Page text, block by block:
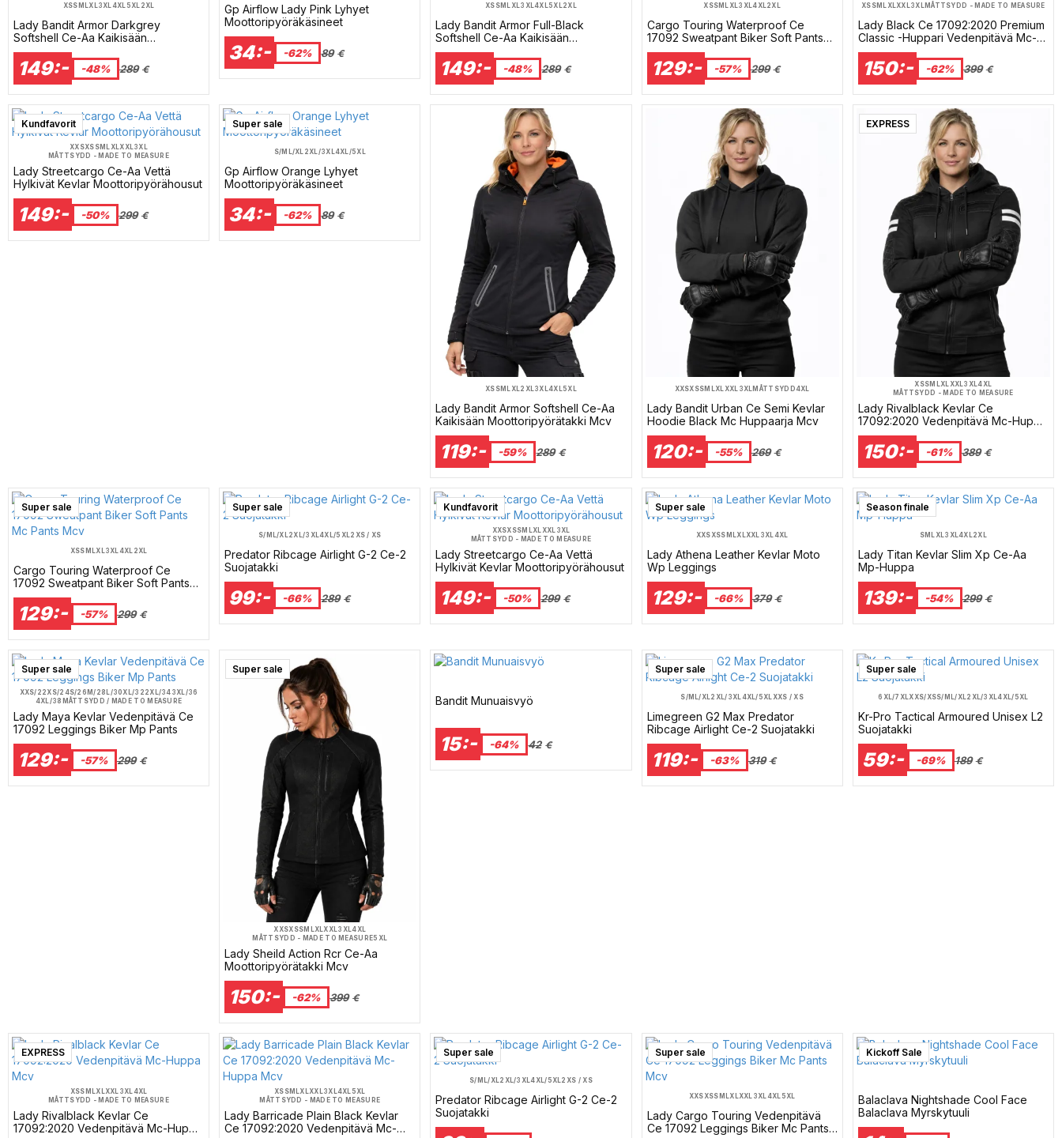
XSS M XL 3XL 4XL 5XL 2XL
Lady Bandit Armor Darkgrey
Softshell Ce-Aa Kaikisään
Moottoripyörätakki
149:- -48% 289 €
Gp Airflow Lady Pink Lyhyet
Moottoripyöräkäsineet
34:- -62% 89 €
XS S M XL 3XL4XL 5XL 2XL
Lady Bandit Armor Full-Black
Softshell Ce-Aa Kaikisään
Moottoripyörätakki
149:- -48% 289 €
XSS M XL 3XL4XL 2XL
Cargo Touring Waterproof Ce
17092 Sweatpant Biker Soft Pants
Mc Pants Mcv
129:- -57% 299 €
XS SM XL XXL 3XL MÅTTSYDD - MADE TO MEASURE
Lady Black Ce 17092:2020 Premium
Classic -Huppari Vedenpitävä Mc-
Huppari Mcv
150:- -62% 399 €
Kundfavorit
XXSXS SM L XLXXL3XL
MÅTTSYDD - MADE TO MEASURE
Lady Streetcargo Ce-Aa Vettä
Hylkivät Kevlar Moottoripyörähousut
149:- -50% 299 €
Super sale
S/M L/XL 2XL/3XL 4XL/5XL
Gp Airflow Orange Lyhyet
Moottoripyöräkäsineet
34:- -62% 89 €
XS S M XL 2XL 3XL4XL 5XL
Lady Bandit Armor Softshell Ce-Aa
Kaikisään Moottoripyörätakki Mcv
119:- -59% 289 €
XXSXSS M XL XXL 3XL MÅTTSYDD4XL
Lady Bandit Urban Ce Semi Kevlar
Hoodie Black Mc Huppaarja Mcv
120:- -55% 269 €
EXPRESS
XSS M LXL XXL3XL4XL
MÅTTSYDD - MADE TO MEASURE
Lady Rivalblack Kevlar Ce
17092:2020 Vedenpitävä Mc-Huppa
Mcv
150:- -61% 389 €
Super sale
XSS M XL 3XL 4XL 2XL
Cargo Touring Waterproof Ce
17092 Sweatpant Biker Soft Pants
Mc Pants Mcv
129:- -57% 299 €
Super sale
S/M L/XL 2XL/3XL4XL/5XL 2XS / XS
Predator Ribcage Airlight G-2 Ce-2
Suojatakki
99:- -66% 289 €
Kundfavorit
XXSXSS M LXL XXL 3XL
MÅTTSYDD - MADE TO MEASURE
Lady Streetcargo Ce-Aa Vettä
Hylkivät Kevlar Moottoripyörähousut
149:- -50% 299 €
Super sale
XXS XSS M XL XXL 3XL 4XL
Lady Athena Leather Kevlar Moto
Wp Leggings
129:- -66% 379 €
Season finale
S M XL 3XL4XL 2XL
Lady Titan Kevlar Slim Xp Ce-Aa
Mp-Huppa
139:- -54% 299 €
Super sale
XXS/22 XS/24S/26 M/28 L/30 XL/32 2XL/34 3XL/36
4XL/38 MÅTTSYDD / MADE TO MEASURE
Lady Maya Kevlar Vedenpitävä Ce
17092 Leggings Biker Mp Pants
129:- -57% 299 €
Super sale
XXSXSS M LXLXXL3XL4XL
MÅTTSYDD - MADE TO MEASURE5XL
Lady Sheild Action Rcr Ce-Aa
Moottoripyörätakki Mcv
150:- -62% 399 €
Bandit Munuaisvyö
15:- -64% 42 €
Super sale
S/M L/XL 2XL/3XL 4XL/5XL XXS / XS
Limegreen G2 Max Predator
Ribcage Airlight Ce-2 Suojatakki
119:- -63% 319 €
Super sale
6XL/7XL XXS/XSS/M L/XL 2XL/3XL4XL/5XL
Kr-Pro Tactical Armoured Unisex L2
Suojatakki
59:- -69% 189 €
EXPRESS
XSS M LXLXXL 3XL4XL
MÅTTSYDD - MADE TO MEASURE
Lady Rivalblack Kevlar Ce
17092:2020 Vedenpitävä Mc-Huppa
XS SM LXLXXL3XL4XL 5XL
MÅTTSYDD - MADE TO MEASURE
Lady Barricade Plain Black Kevlar
Ce 17092:2020 Vedenpitävä Mc-
Super sale
S/M L/XL 2XL/3XL4XL/5XL 2XS / XS
Predator Ribcage Airlight G-2 Ce-2
Suojatakki
Super sale
XXS XSS M XL XXL 3XL 4XL 5XL
Lady Cargo Touring Vedenpitävä
Ce 17092 Leggings Biker Mc Pants
Kickoff Sale
Balaclava Nightshade Cool Face
Balaclava Myrskytuuli